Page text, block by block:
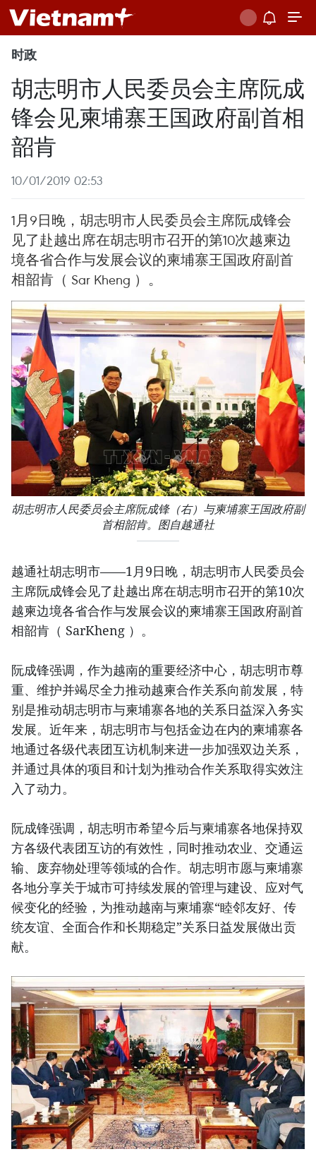
时政
胡志明市人民委员会主席阮成
锋会见柬埔寨王国政府副首相
韶肯
10/01/2019 02:53
1月9日晚，胡志明市人民委员会主席阮成锋会
见了赴越出席在胡志明市召开的第10次越柬边
境各省合作与发展会议的柬埔寨王国政府副首
相韶肯（ Sar Kheng ）。
胡志明市人民委员会主席阮成锋（右）与柬埔寨王国政府副
首相韶肯。图自越通社
越通社胡志明市——1月9日晚，胡志明市人民委员会
主席阮成锋会见了赴越出席在胡志明市召开的第10次
越柬边境各省合作与发展会议的柬埔寨王国政府副首
相韶肯（ SarKheng ）。
阮成锋强调，作为越南的重要经济中心，胡志明市尊
重、维护并竭尽全力推动越柬合作关系向前发展，特
别是推动胡志明市与柬埔寨各地的关系日益深入务实
发展。近年来，胡志明市与包括金边在内的柬埔寨各
地通过各级代表团互访机制来进一步加强双边关系，
并通过具体的项目和计划为推动合作关系取得实效注
入了动力。
阮成锋强调，胡志明市希望今后与柬埔寨各地保持双
方各级代表团互访的有效性，同时推动农业、交通运
输、废弃物处理等领域的合作。胡志明市愿与柬埔寨
各地分享关于城市可持续发展的管理与建设、应对气
候变化的经验，为推动越南与柬埔寨“睦邻友好、传
统友谊、全面合作和长期稳定”关系日益发展做出贡
献。